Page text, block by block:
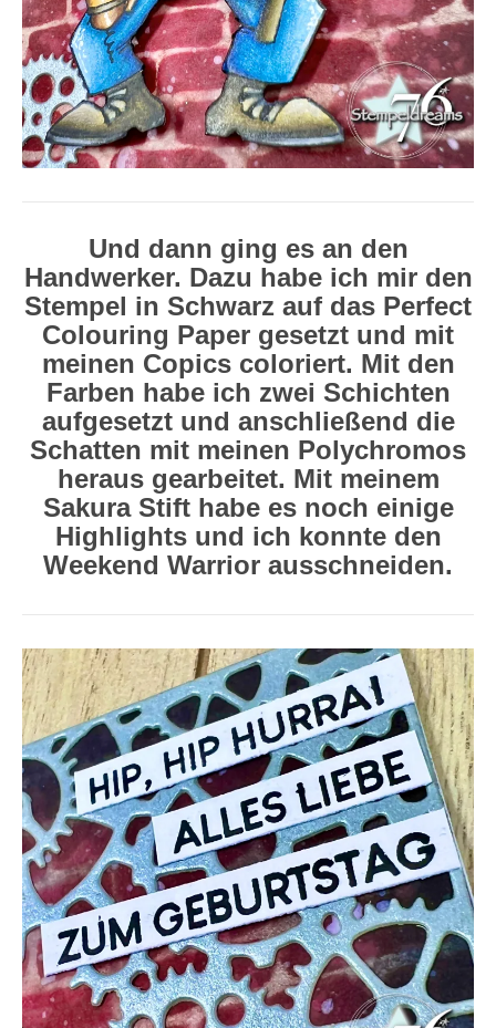
Und dann ging es an den
Handwerker. Dazu habe ich mir den
Stempel in Schwarz auf das Perfect
Colouring Paper gesetzt und mit
meinen Copics coloriert. Mit den
Farben habe ich zwei Schichten
aufgesetzt und anschließend die
Schatten mit meinen Polychromos
heraus gearbeitet. Mit meinem
Sakura Stift habe es noch einige
Highlights und ich konnte den
Weekend Warrior ausschneiden.